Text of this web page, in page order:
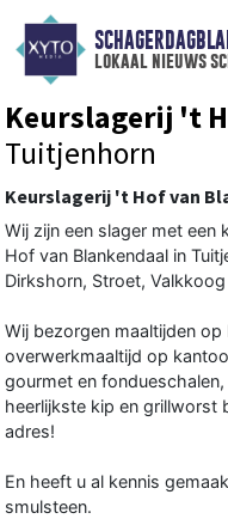
lokaal nieuws
Keurslagerij 't
Tuitjenhorn
Keurslagerij 't Hof van
Wij zijn een slager met een
Hof van Blankendaal in
Dirkshorn, Stroet, Valkkoog
Wij bezorgen maaltijden
overwerkmaaltijd op
gourmet en
heerlijkste kip en grillworst
adres!
En heeft u al kennis
smulsteen.